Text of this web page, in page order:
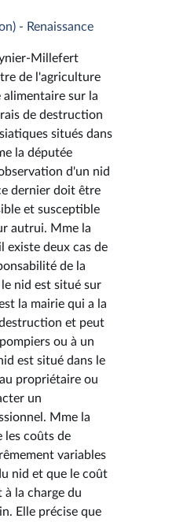
- Renaissance
Millefert
de l'agriculture
alimentaire sur la
de destruction
situés dans
la députée
d'un nid
dernier doit être
et susceptible
autrui. Mme la
existe deux cas de
de la
nid est situé sur
la mairie qui a la
et peut
ou à un
est situé dans le
propriétaire ou
un
Mme la
les coûts de
variables
nid et que le coût
à la charge du
Elle précise que